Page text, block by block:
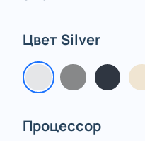
Цвет Silver
Процессор